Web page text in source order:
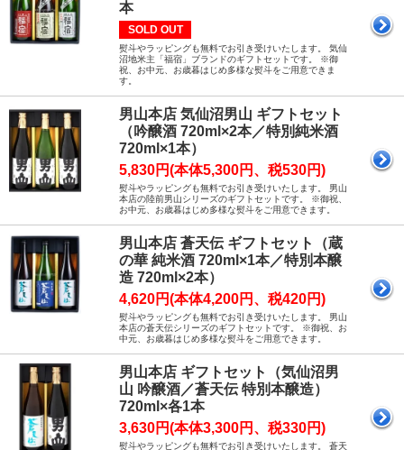
本
SOLD OUT
熨斗やラッピングも無料でお引き受けいたします。 気仙
沼地米主「福宿」ブランドのギフトセットです。 ※御
祝、お中元、お歳暮はじめ多様な熨斗をご用意できま
す。
男山本店 気仙沼男山 ギフトセット
（吟醸酒 720ml×2本／特別純米酒
720ml×1本）
5,830円(本体5,300円、税530円)
熨斗やラッピングも無料でお引き受けいたします。 男山
本店の陸前男山シリーズのギフトセットです。 ※御祝、
お中元、お歳暮はじめ多様な熨斗をご用意できます。
男山本店 蒼天伝 ギフトセット（蔵
の華 純米酒 720ml×1本／特別本醸
造 720ml×2本）
4,620円(本体4,200円、税420円)
熨斗やラッピングも無料でお引き受けいたします。 男山
本店の蒼天伝シリーズのギフトセットです。 ※御祝、お
中元、お歳暮はじめ多様な熨斗をご用意できます。
男山本店 ギフトセット（気仙沼男
山 吟醸酒／蒼天伝 特別本醸造）
720ml×各1本
3,630円(本体3,300円、税330円)
熨斗やラッピングも無料でお引き受けいたします。 蒼天